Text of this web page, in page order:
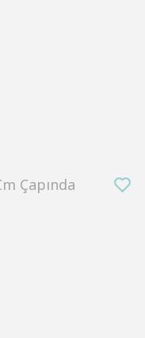
Çapında